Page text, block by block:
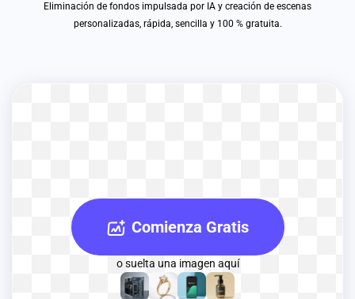
Eliminación de fondos impulsada por IA y creación de escenas
personalizadas, rápida, sencilla y 100 % gratuita.
Comienza Gratis
o suelta una imagen aquí